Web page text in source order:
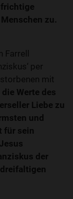
zu.
per
mit
Werte des
Liebe zu
und
für sein
der